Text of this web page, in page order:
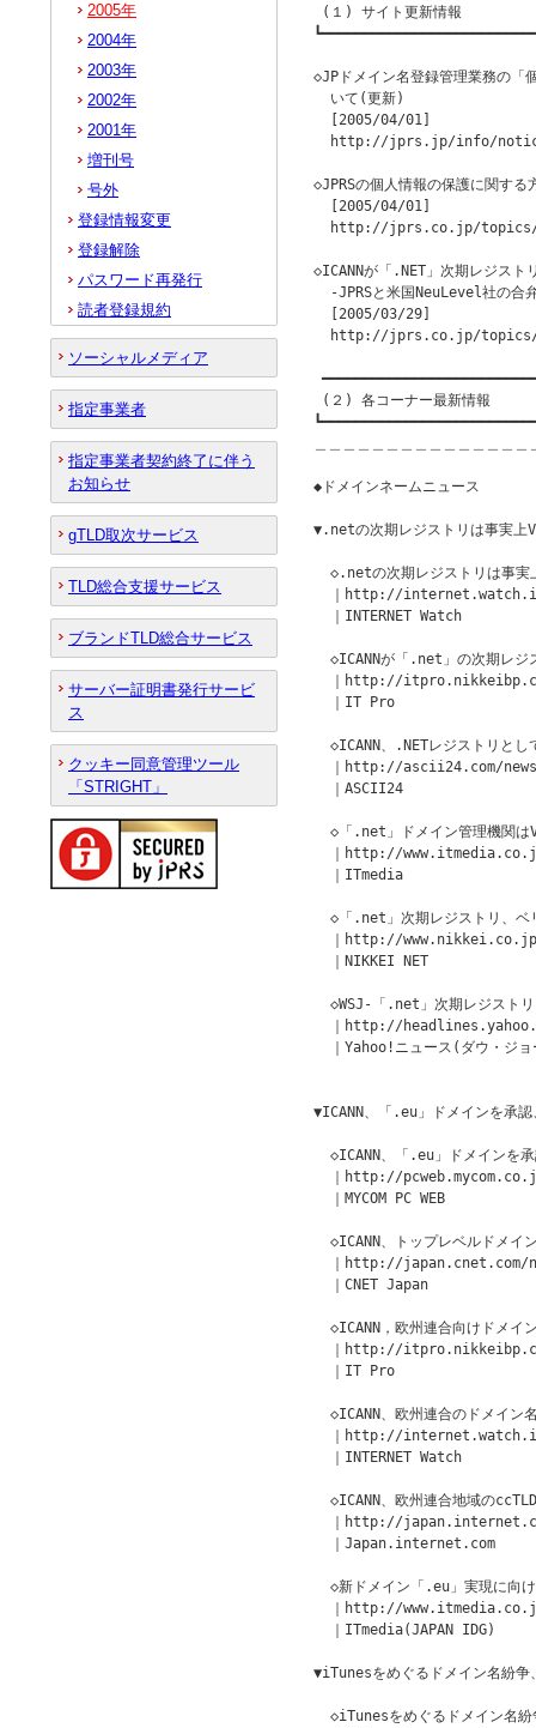
(１) サイト更新情報
◇JPドメイン名登録管理業務の「
  いて(更新)
  [2005/04/01]
http://jprs.jp/info/
◇JPRSの個人情報の保護に関する
  [2005/04/01]
http://jprs.co.jp/
◇ICANNが「.NET」次期レジス
-JPRSと米国NeuLevel社の合
  [2005/03/29]
http://jprs.co.jp/
(２) 各コーナー最新情報
◆ドメインネームニュー
▼.netの次期レジストリは事実上
◇.netの次期レジストリは事
｜http://
  ｜INTERNET Watch
◇ICANNが「.net」の次期レジ
｜http://
  ｜IT Pro
◇ICANN、.NETレジストリとし
｜http://ascii24.com/
  ｜ASCII24
◇「.net」ドメイン管理機関
｜http://
  ｜ITmedia
◇「.net」次期レジストリ、ベ
｜http://
  ｜NIKKEI NET
◇WSJ-「.net」次期レジストリ
｜http://
｜Yahoo!ニュース(ダウ・ジョ
▼ICANN、「.eu」ドメインを承
◇ICANN、「.eu」ドメインを
｜http://
  ｜MYCOM PC WEB
◇ICANN、トップレベルドメイ
｜http://
  ｜CNET Japan
◇ICANN，欧州連合向けドメイ
｜http://
  ｜IT Pro
◇ICANN、欧州連合のドメイン
｜http://
  ｜INTERNET Watch
◇ICANN、欧州連合地域の
｜http://
  ｜Japan.internet.com
◇新ドメイン「.eu」実現に向
｜http://
  ｜ITmedia(JAPAN IDG)
▼iTunesをめぐるドメイン名紛争
◇iTunesをめぐるドメイン名紛
2005年
2004年
2003年
2002年
2001年
増刊号
号外
登録情報変更
登録解除
パスワード再発行
読者登録規約
ソーシャルメディア
指定事業者
指定事業者契約終了に伴う
お知らせ
gTLD取次サービス
TLD総合支援サービス
ブランドTLD総合サービス
サーバー証明書発行サービ
ス
クッキー同意管理ツール
「STRIGHT」